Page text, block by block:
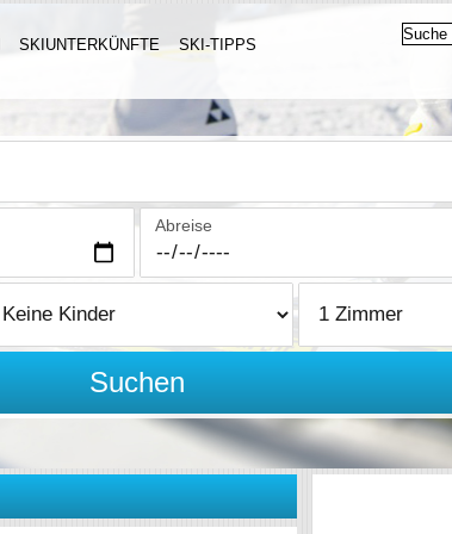
SKIUNTERKÜNFTE SKI-TIPPS
Abreise
Suchen